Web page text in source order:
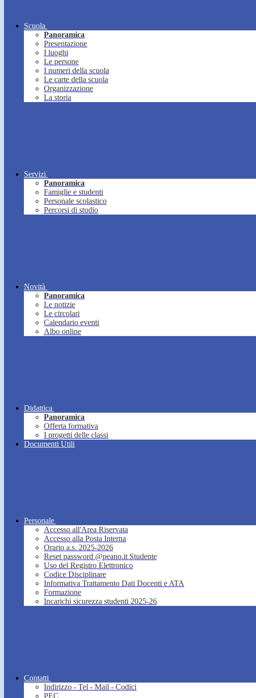
Scuola
Panoramica
Presentazione
I luoghi
Le persone
I numeri della scuola
Le carte della scuola
Organizzazione
La storia
Servizi
Panoramica
Famiglie e studenti
Personale scolastico
Percorsi di studio
Novità
Panoramica
Le notizie
Le circolari
Calendario eventi
Albo online
Didattica
Panoramica
Offerta formativa
I progetti delle classi
Documenti Utili
Personale
Accesso all'Area Riservata
Accesso alla Posta Interna
Orario a.s. 2025-2026
Reset password @peano.it Studente
Uso del Registro Elettronico
Codice Disciplinare
Informativa Trattamento Dati Docenti e ATA
Formazione
Incarichi sicurezza studenti 2025-26
Contatti
Indirizzo - Tel - Mail - Codici
PEC